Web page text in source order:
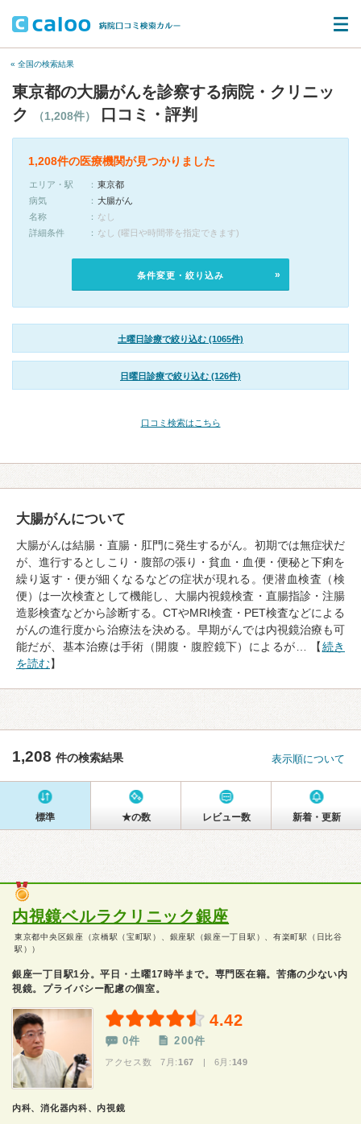
« 全国の検索結果
東京都の大腸がんを診察する病院・クリニッ
ク
（1,208件） 口コミ・評判
1,208件の医療機関が見つかりました
エリア・駅
東京都
病気
大腸がん
名称
なし
詳細条件
なし (曜日や時間帯を指定できます)
条件変更・絞り込み
土曜日診療で絞り込む (1065件)
日曜日診療で絞り込む (126件)
口コミ検索はこちら
大腸がんについて
大腸がんは結腸・直腸・肛門に発生するがん。初期では無症状だ
が、進行するとしこり・腹部の張り・貧血・血便・便秘と下痢を
繰り返す・便が細くなるなどの症状が現れる。便潜血検査（検
便）は一次検査として機能し、大腸内視鏡検査・直腸指診・注腸
造影検査などから診断する。CTやMRI検査・PET検査などによる
がんの進行度から治療法を決める。早期がんでは内視鏡治療も可
能だが、基本治療は手術（開腹・腹腔鏡下）によるが… 【続き
を読む】
1,208 件の検索結果 表示順について
標準 ★の数 レビュー数 新着・更新
内視鏡ベルラクリニック銀座
東京都中央区銀座（京橋駅（宝町駅）、銀座駅（銀座一丁目駅）、有楽町駅（日比谷
駅））
銀座一丁目駅1分。平日・土曜17時半まで。専門医在籍。苦痛の少ない内
視鏡。プライバシー配慮の個室。
4.42
0件 200件
アクセス数 7月: 167 | 6月: 149
内科、消化器内科、内視鏡